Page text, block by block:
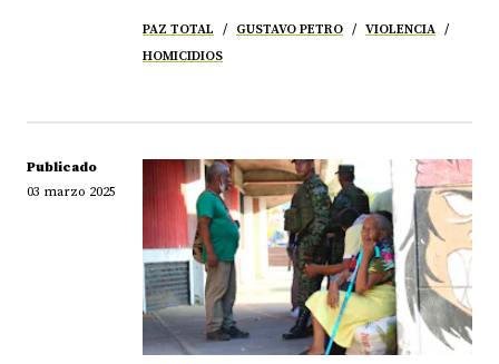
PAZ TOTAL GUSTAVO PETRO
VIOLENCIA
HOMICIDIOS
Publicado
03 marzo 2025